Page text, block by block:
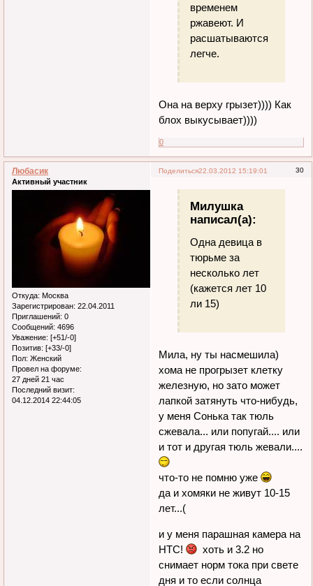
временем
ржавеют. И
расшатываются
легче.
Она на верху грызет)))) Как
блох выкусывает))))
0
Поделиться 30
22.03.2012 15:19:01
Любасик
Активный участник
Откуда: Москва
Зарегистрирован: 22.04.2011
Приглашений: 0
Сообщений: 4696
Уважение: [+51/-0]
Позитив: [+33/-0]
Пол: Женский
Провел на форуме:
27 дней 21 час
Последний визит:
04.12.2014 22:44:05
Милушка
написал(а):
Одна девица в
тюрьме за
несколько лет
(кажется лет 10
ли 15)
Мила, ну ты насмешила)
хома не прогрызет клетку
железную, но зато может
лапкой затянуть что-нибудь,
у меня Сонька так тюль
сжевала... или попугай.... или
и тот и другая тюль жевали....
что-то не помню уже
да и хомяки не живут 10-15
лет...(
и у меня парашная камера на
НТС!
хоть и 3.2 но
снимает норм тока при свете
дня и то если солнца